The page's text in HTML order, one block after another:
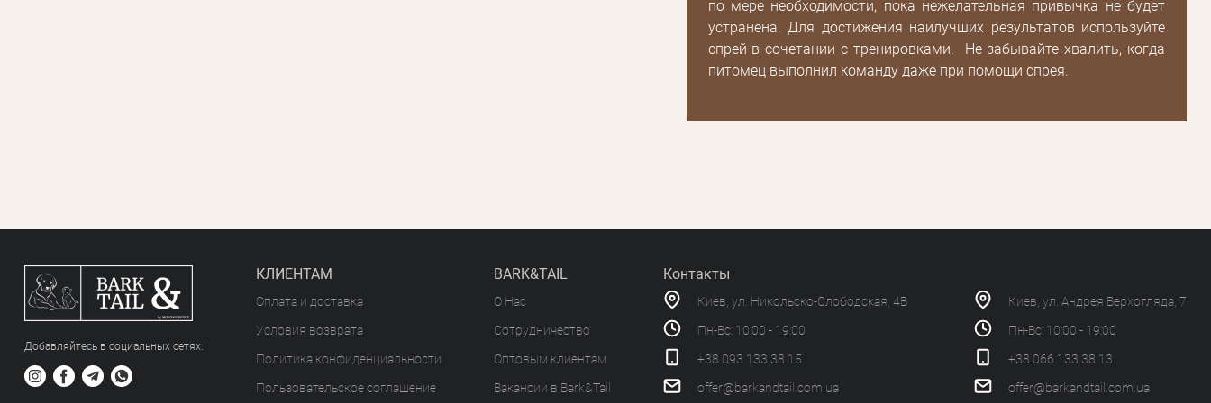
по мере необходимости, пока нежелательная привычка не будет
устранена. Для достижения наилучших результатов используйте
спрей в сочетании с тренировками. Не забывайте хвалить, когда
питомец выполнил команду даже при помощи спрея.
Добавляйтесь в социальных сетяx:
КЛИЕНТАМ
Оплата и доставка
Условия возврата
Политика конфиденциальности
Пользовательское соглашение
BARK&TAIL
О Нас
Сотрудничество
Оптовым клиентам
Вакансии в Bark&Tail
Контакты
Киев, ул. Никольско-Слободская, 4В
Пн-Вс: 10:00 - 19:00
+38 093 133 38 15
offer@barkandtail.com.ua
Киев, ул. Андрея Верхогляда, 7
Пн-Вс: 10:00 - 19:00
+38 066 133 38 13
offer@barkandtail.com.ua